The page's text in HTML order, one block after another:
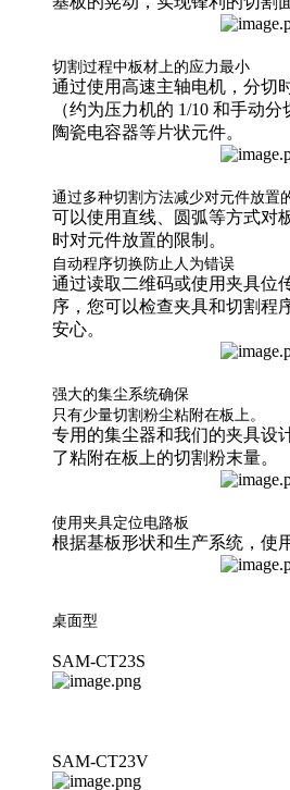
切割过程中板材上的应力最小
通过使用高速主轴电机，分切
（约为压力机的 1/10 和手动
陶瓷电容器等片状元件。
通过多种切割方法减少对元件放置
可以使用直线、圆弧等方式对
时对元件放置的限制。
自动程序切换防止人为错误
通过读取二维码或使用夹具位
序，您可以检查夹具和切割程
安心。
强大的集尘系统确保
只有少量切割粉尘粘附在板上。
专用的集尘器和我们的夹具设
了粘附在板上的切割粉末量。
使用夹具定位电路板
根据基板形状和生产系统，使
桌面型
SAM-CT23S
SAM-CT23V